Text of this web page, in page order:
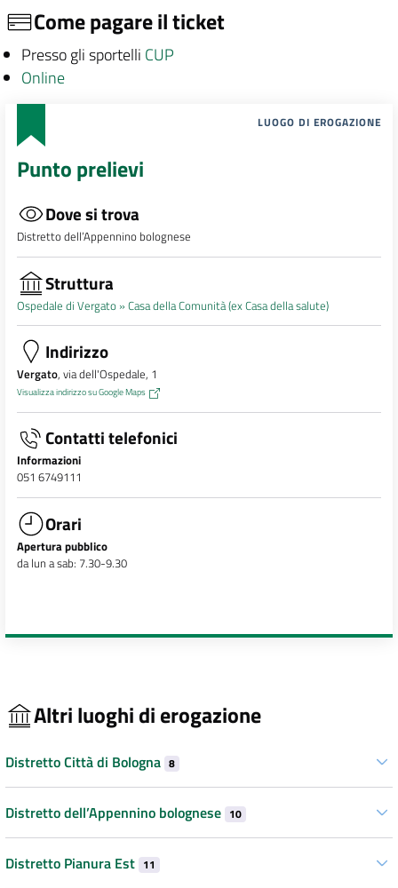
Come pagare il ticket
Presso gli sportelli CUP
Online
LUOGO DI EROGAZIONE
Punto prelievi
Dove si trova
Distretto dell’Appennino bolognese
Struttura
Ospedale di Vergato »Casa della Comunità (ex Casa della salute)
Indirizzo
Vergato, via dell'Ospedale, 1
Visualizza indirizzo su Google Maps
Contatti telefonici
Informazioni
051 6749111
Orari
Apertura pubblico
da lun a sab: 7.30-9.30
Altri luoghi di erogazione
Distretto Città di Bologna 8
Distretto dell’Appennino bolognese 10
Distretto Pianura Est 11